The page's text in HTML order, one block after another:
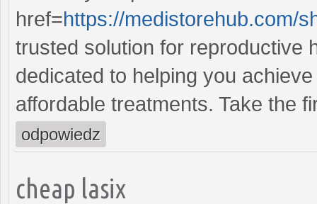
href=https://medistorehub.com/
trusted solution for reproductive
dedicated to helping you
affordable treatments. Take the
odpowiedz
cheap lasix